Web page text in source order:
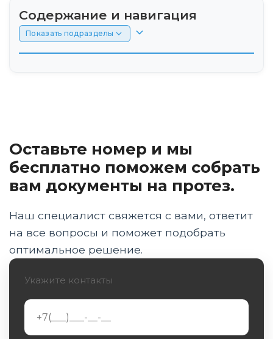
Содержание и навигация
Показать подразделы
Пошаговая инструкция оформления ИПРА:
от сбора документов в поликлинике до
направления на МСЭ
Форматы прохождения комиссии: заочное
освидетельствование, вызов на дом и
подача через Госуслуги
для формы 088/у с учетом заболеваний
детализации характеристик ТСР в карте
Оставьте номер и мы
бесплатно поможем собрать
вам документы на протез.
Наш специалист свяжется с вами, ответит
на все вопросы и поможет подобрать
оптимальное решение.
Укажите контакты